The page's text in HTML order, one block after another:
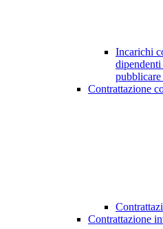
Incarichi
Contrattazione
Contrattazione